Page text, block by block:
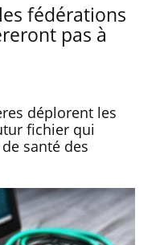
fédérations
pas à
déplorent les
fichier qui
santé des